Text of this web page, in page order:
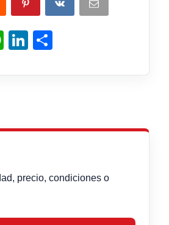
WhatsApp
LinkedIn
precio, condiciones o